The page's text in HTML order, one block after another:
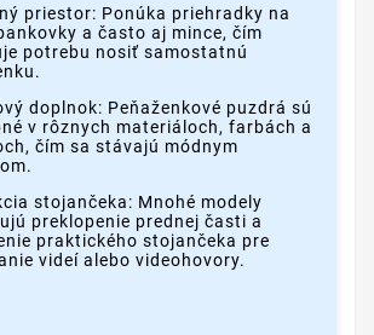
priestor: Ponúka priehradky na
a často aj mince, čím
potrebu nosiť samostatnú
doplnok: Peňaženkové puzdrá sú
v rôznych materiáloch, farbách a
čím sa stávajú módnym
stojančeka: Mnohé modely
preklopenie prednej časti a
praktického stojančeka pre
videí alebo videohovory.